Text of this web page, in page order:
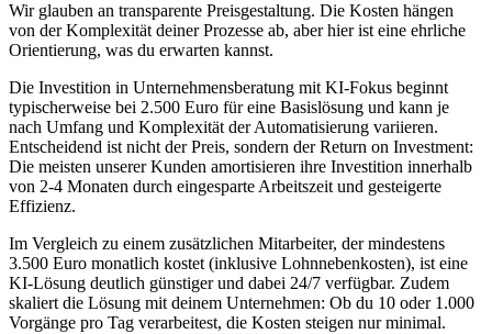
Wir glauben an transparente Preisgestaltung. Die Kosten hängen
von der Komplexität deiner Prozesse ab, aber hier ist eine ehrliche
Orientierung, was du erwarten kannst.
Die Investition in Unternehmensberatung mit KI-Fokus beginnt
typischerweise bei 2.500 Euro für eine Basislösung und kann je
nach Umfang und Komplexität der Automatisierung variieren.
Entscheidend ist nicht der Preis, sondern der Return on Investment:
Die meisten unserer Kunden amortisieren ihre Investition innerhalb
von 2-4 Monaten durch eingesparte Arbeitszeit und gesteigerte
Effizienz.
Im Vergleich zu einem zusätzlichen Mitarbeiter, der mindestens
3.500 Euro monatlich kostet (inklusive Lohnnebenkosten), ist eine
KI-Lösung deutlich günstiger und dabei 24/7 verfügbar. Zudem
skaliert die Lösung mit deinem Unternehmen: Ob du 10 oder 1.000
Vorgänge pro Tag verarbeitest, die Kosten steigen nur minimal.